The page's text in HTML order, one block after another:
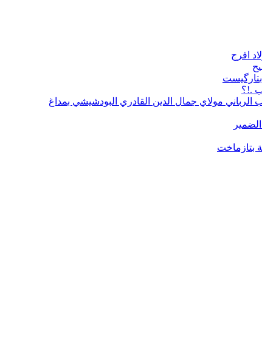
افرج
بتارگيست
.!؟
الرباني مولاي جمال الدين القادري البودشيشي بمداغ
بتازماخت